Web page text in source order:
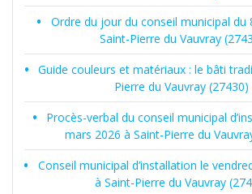
Ordre du jour du conseil municipal du
Saint-Pierre du Vauvray
Guide couleurs et matériaux : le bâti
Pierre du Vauvray (27430)
Procès-verbal du conseil municipal
mars 2026 à Saint-Pierre du
Conseil municipal d’installation le
à Saint-Pierre du Vauvray